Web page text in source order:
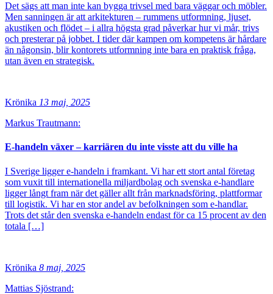
Det sägs att man inte kan bygga trivsel med bara väggar och möbler.
Men sanningen är att arkitekturen – rummens utformning, ljuset,
akustiken och flödet – i allra högsta grad påverkar hur vi mår, trivs
och presterar på jobbet. I tider där kampen om kompetens är hårdare
än någonsin, blir kontorets utformning inte bara en praktisk fråga,
utan även en strategisk.
Krönika 13 maj, 2025
Markus Trautmann:
E-handeln växer – karriären du inte visste att du ville ha
I Sverige ligger e-handeln i framkant. Vi har ett stort antal företag
som vuxit till internationella miljardbolag och svenska e-handlare
ligger långt fram när det gäller allt från marknadsföring, plattformar
till logistik. Vi har en stor andel av befolkningen som e-handlar.
Trots det står den svenska e-handeln endast för ca 15 procent av den
totala […]
Krönika 8 maj, 2025
Mattias Sjöstrand: